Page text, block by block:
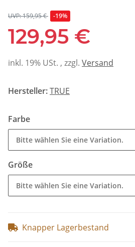
UVP: 159,95 € -19%
129,95 €
inkl. 19% USt. , zzgl. Versand
Hersteller:TRUE
Farbe
Bitte wählen Sie eine Variation.
Größe
Bitte wählen Sie eine Variation.
Knapper Lagerbestand